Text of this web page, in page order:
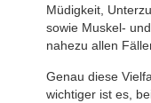
Müdigkeit,
sowie Muskel-
nahezu allen
Genau diese
wichtiger ist es,